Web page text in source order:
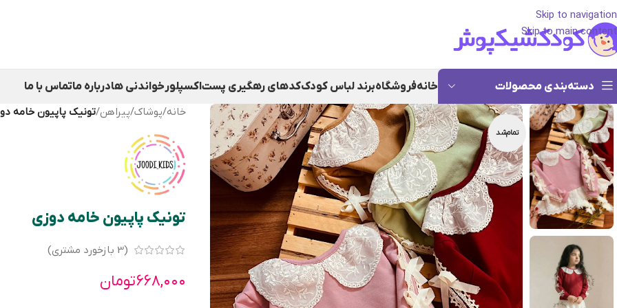
Skip to navigation
Skip to main content
دسته‌بندی محصولات خانهفروشگاهبرند لباس کودککدهای رهگیری پستاکسپلورخواندنی هادرباره ماتماس با ما
تمام‌شد
خانه/پوشاک/پیراهن/تونیک پاپیون خامه
تونیک پاپیون خامه دوزی
(
3 بازخورد مشتری)
۶۶۸,۰۰۰تومان